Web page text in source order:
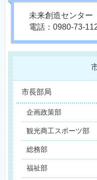
未来創造センタ
電話：0980-73-
市長部局
企画政策部
観光商工スポーツ部
総務部
福祉部